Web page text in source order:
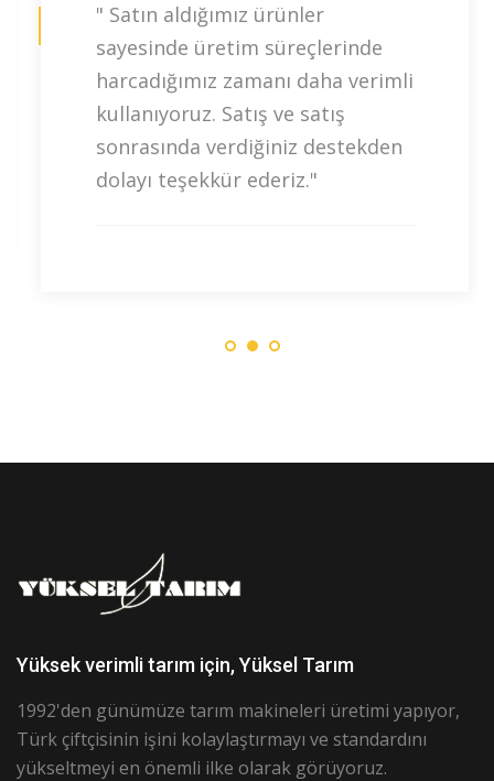
" Satın aldığımız ürünler
sayesinde üretim süreçlerinde
harcadığımız zamanı daha verimli
kullanıyoruz. Satış ve satış
sonrasında verdiğiniz destekden
dolayı teşekkür ederiz."
Yüksek verimli tarım için, Yüksel Tarım
1992'den günümüze tarım makineleri üretimi yapıyor,
Türk çiftçisinin işini kolaylaştırmayı ve standardını
yükseltmeyi en önemli ilke olarak görüyoruz.